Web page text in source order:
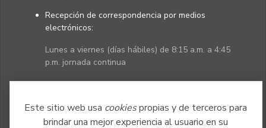
Este sitio web usa cookiespropias y de terceros para
brindar una mejor experiencia al usuario en su
Recepción de correspondencia por medios
electrónicos:
Lunes a viernes (días hábiles) de 8:15 a.m. a 4:45
p.m. jornada continua